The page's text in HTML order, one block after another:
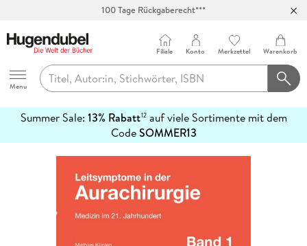
100 Tage Rückgaberecht***
Hugendubel
Menu
Filiale Konto Merkzettel Warenkorb
Summer Sale: 13% Rabatt12auf viele Sortimente mit dem
CodeSOMMER13
erfahren